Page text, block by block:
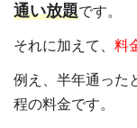
通い放題です。
それに加えて、 料
例え、半年通った
程の料金です。